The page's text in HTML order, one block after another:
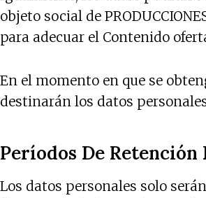
objeto social de
para adecuar el Contenido
En el momento en que se
destinarán los datos
Períodos De Retención
Los datos personales solo